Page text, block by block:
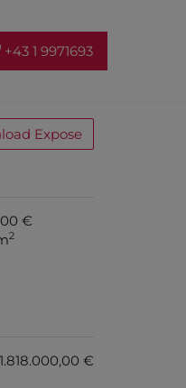
+43 1 9971693
Expose
€
2
1.818.000,00 €